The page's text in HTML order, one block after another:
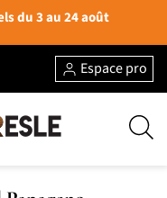
du 3 au 24 août
Espace pro